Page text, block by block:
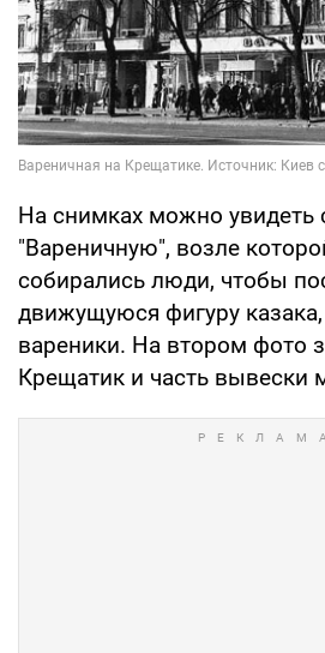
На снимках можно увидеть
"Вареничную", возле
собирались люди, чтобы
движущуюся фигуру
вареники. На втором фото
Крещатик и часть вывески